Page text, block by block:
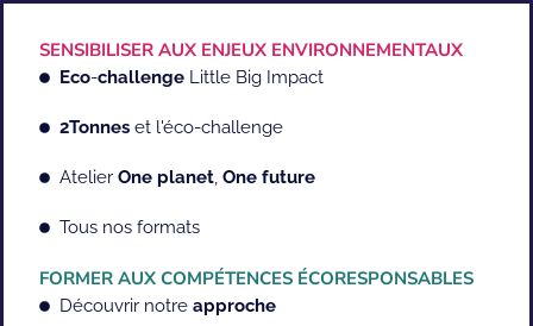
SENSIBILISER AUX ENJEUX ENVIRONNEMENTAUX
Eco-challenge Little Big Impact
2Tonneset l'éco-challenge
AtelierOne planet,One future
Tous nos formats
FORMER AUX COMPÉTENCES ÉCORESPONSABLES
Découvrir notreapproche